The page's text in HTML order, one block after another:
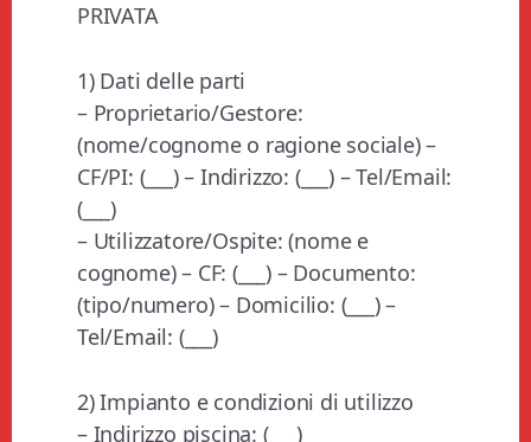
PRIVATA
1) Dati delle parti
– Proprietario/Gestore:
(nome/cognome o ragione sociale) –
CF/PI: (___) – Indirizzo: (___) – Tel/Email:
(___)
– Utilizzatore/Ospite: (nome e
cognome) – CF: (___) – Documento:
(tipo/numero) – Domicilio: (___) –
Tel/Email: (___)
2) Impianto e condizioni di utilizzo
– Indirizzo piscina: (___)